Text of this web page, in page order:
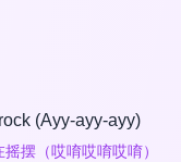
(Ayy-ayy-ayy)
摆（哎唷哎唷哎唷）